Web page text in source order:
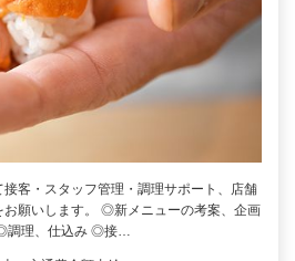
客・スタッフ管理・調理サポート、店舗
お願いします。 ◎新メニューの考案、企画
理、仕込み ◎接…